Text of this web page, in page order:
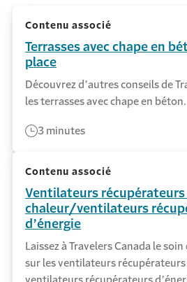
Contenu associé
Terrasses avec chape en
place
Découvrez d’autres conseils de
les terrasses avec chape en béton.
3 minutes
Contenu associé
Ventilateurs récupérateurs
chaleur/ventilateurs
d’énergie
Laissez à Travelers Canada le
sur les ventilateurs récupérateurs
ventilateurs récupérateurs